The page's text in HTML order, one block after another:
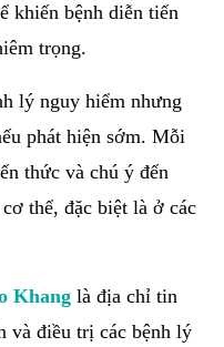
khiến bệnh diễn tiến
trọng.
lý nguy hiểm nhưng
phát hiện sớm. Mỗi
thức và chú ý đến
thể, đặc biệt là ở các
Khang là địa chỉ tin
và điều trị các bệnh lý